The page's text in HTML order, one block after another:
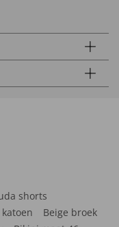
shorts
Beige broek